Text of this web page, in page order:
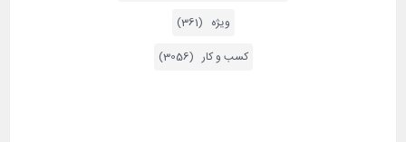
۰۲۱۸۸۲۰۱۳۷ اشتراک ماهانه تحلیل بورس را خریداریویژه (361)
کسب و کار (3056)